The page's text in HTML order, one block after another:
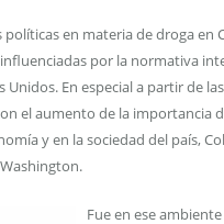
políticas en materia de droga en
por la normativa
Unidos. En especial a partir de
el aumento de la importancia
y en la sociedad del país,
Fue en ese